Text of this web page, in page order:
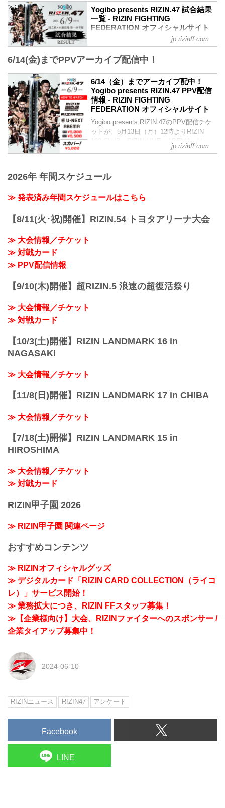
Yogibo presents RIZIN.47 試合結果
一覧 - RIZIN FIGHTING
FEDERATION オフィシャルサイト
第9試合／堀口恭司 vs. セルジオ・ペティ
RIZIN MMAルール：5分 3R（61.0kg）
ス（LOSE）
3R 判定（3-0）
≫ 試合結果詳細
第8試合／クレベル・コイケ vs. フアン・
RIZIN MMAルール：5分 3R（66.0kg）
（WIN）クレベル・コイケ vs. フアン・
1R 2分25秒 SUB（タップアウト：ヒール
≫ 試合結果詳細
jp.rizinff.com
6/14(金)までPPVアーカイブ配信中！
6/14（金）までアーカイブ配中！
Yogibo presents RIZIN.47 PPV配信
情報 - RIZIN FIGHTING
FEDERATION オフィシャルサイト
Yogibo presents RIZIN.47のPPV配信チケ
ットが、5月13日（月）12時よりRIZIN
NEXTにて販売がスタートしたぞ！
会場に来れない方はお好きな配信サービ
リアルタイムで視聴しよう！
配信日時 料金 配信媒体 アーカイブ
jp.rizinff.com
2026年 年間スケジュール
≫ 発表済み年間スケジュールはこちら
【8/11(火･祝)開催】RIZIN.54 トヨタアリーナ大会
≫ 大会情報／チケット
≫ 対戦カード
≫ PPV配信情報
【9/10(木)開催】超RIZIN.5 浪速の超復活祭り
≫ 大会情報／チケット
≫ 対戦カード
【10/3(土)開催】RIZIN LANDMARK 16 in
NAGASAKI
≫ 大会情報／チケット
【11/8(日)開催】RIZIN LANDMARK 17 in CHIBA
≫ 大会情報／チケット
【7/18(土)開催】RIZIN LANDMARK 15 in
HIROSHIMA
≫ 大会情報／チケット
≫ 対戦カード
RIZIN甲子園 2026
≫ RIZIN甲子園 関連ページ
おすすめコンテンツ
≫ RIZINオフィシャルグッズ
≫ デジタルカード「RIZIN CARD COLLECTION（ライコ
レ）」サービス開始！
≫ 業務拡大につき、RIZIN FFスタッフ募集！
≫【企業様向け】大会、RIZINファイターへのスポンサー /
企業タイアップ募集中！
2024-06-10
RIZINニュース RIZIN47 アンケート
Facebook
LINE